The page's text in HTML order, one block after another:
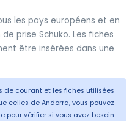
les pays européens et en
prise Schuko. Les fiches
être insérées dans une
de courant et les fiches utilisées
celles de Andorra, vous pouvez
pour vérifier si vous avez besoin